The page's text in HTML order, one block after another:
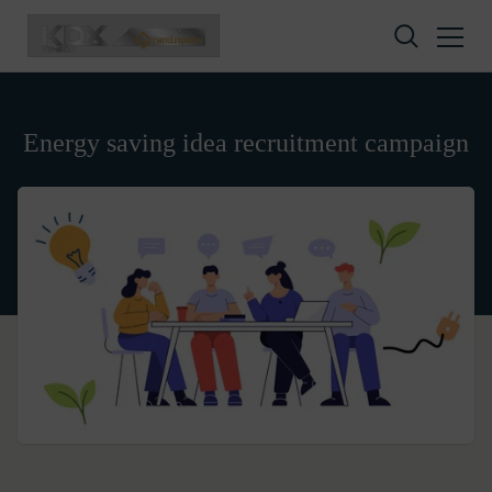
Energy saving idea recruitment campaign